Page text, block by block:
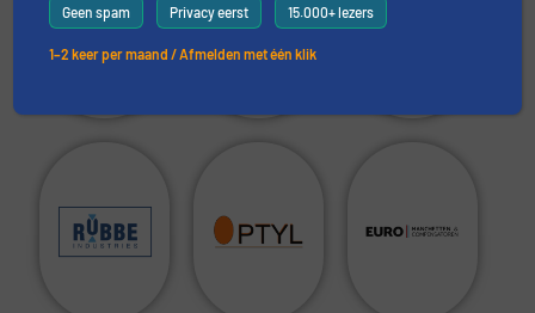
Geen spam Privacy eerst 15.000+ lezers
1–2 keer per maand / Afmelden met één klik